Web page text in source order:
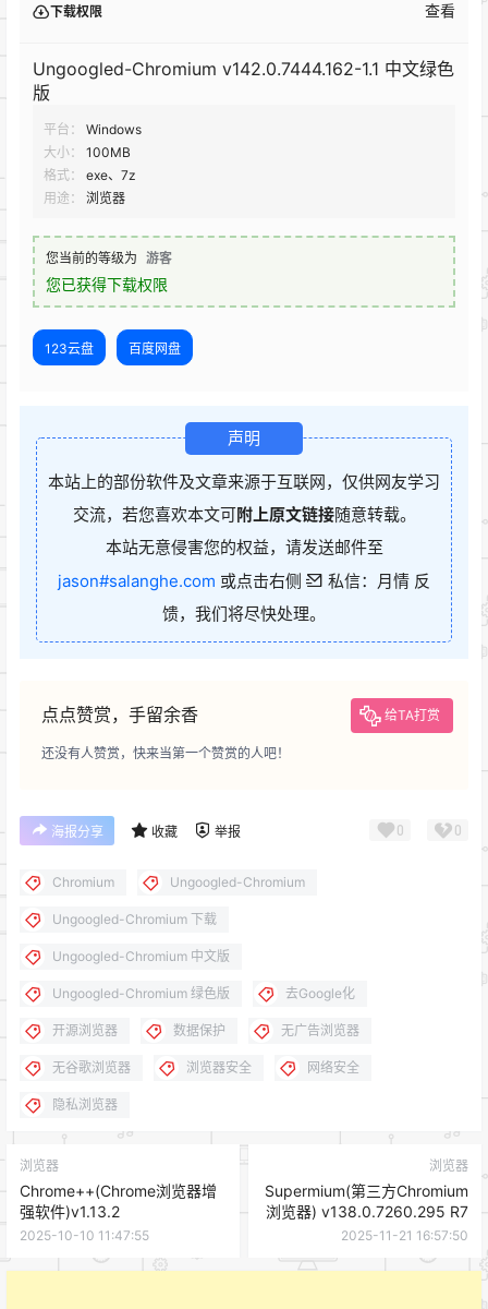
下载权限 查看
Ungoogled-Chromium v142.0.7444.162-1.1 中文绿色
版
平台：
Windows
大小：
100MB
格式：
exe、7z
用途：
浏览器
您当前的等级为 游客
您已获得下载权限
123云盘 百度网盘
声明
本站上的部份软件及文章来源于互联网，仅供网友学习
交流，若您喜欢本文可附上原文链接随意转载。
本站无意侵害您的权益，请发送邮件至
jason#salanghe.com 或点击右侧
私信：月情 反
馈，我们将尽快处理。
点点赞赏，手留余香 给TA打赏
还没有人赞赏，快来当第一个赞赏的人吧！
海报分享 收藏 举报 0 0
Chromium Ungoogled-Chromium
Ungoogled-Chromium 下载
Ungoogled-Chromium 中文版
Ungoogled-Chromium 绿色版 去Google化
开源浏览器 数据保护 无广告浏览器
无谷歌浏览器 浏览器安全 网络安全
隐私浏览器
浏览器
Chrome++(Chrome浏览器增
强软件)v1.13.2
2025-10-10 11:47:55
浏览器
Supermium(第三方Chromium
浏览器) v138.0.7260.295 R7
2025-11-21 16:57:50